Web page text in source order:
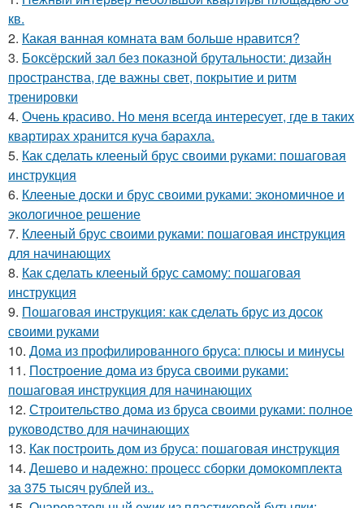
кв.
2. Какая ванная комната вам больше нравится?
3. Боксёрский зал без показной брутальности: дизайн
пространства, где важны свет, покрытие и ритм
тренировки
4. Очень красиво. Но меня всегда интересует, где в таких
квартирах хранится куча барахла.
5. Как сделать клееный брус своими руками: пошаговая
инструкция
6. Клееные доски и брус своими руками: экономичное и
экологичное решение
7. Клееный брус своими руками: пошаговая инструкция
для начинающих
8. Как сделать клееный брус самому: пошаговая
инструкция
9. Пошаговая инструкция: как сделать брус из досок
своими руками
10. Дома из профилированного бруса: плюсы и минусы
11. Построение дома из бруса своими руками:
пошаговая инструкция для начинающих
12. Строительство дома из бруса своими руками: полное
руководство для начинающих
13. Как построить дом из бруса: пошаговая инструкция
14. Дешево и надежно: процесс сборки домокомплекта
за 375 тысяч рублей из..